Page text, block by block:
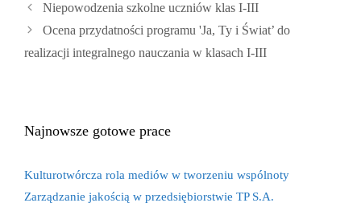
Niepowodzenia szkolne uczniów klas I-III
Ocena przydatności programu 'Ja, Ty i Świat’ do
realizacji integralnego nauczania w klasach I-III
Najnowsze gotowe prace
Kulturotwórcza rola mediów w tworzeniu wspólnoty
Zarządzanie jakością w przedsiębiorstwie TP S.A.